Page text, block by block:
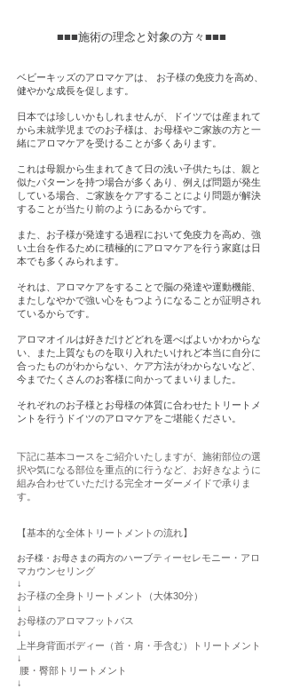
■■■施術の理念と対象の方々■■■
ベビーキッズのアロマケアは、 お子様の免疫力を高め、
健やかな成長を促します。
日本では珍しいかもしれませんが、ドイツでは産まれて
から未就学児までのお子様は、お母様やご家族の方と一
緒にアロマケアを受けることが多くあります。
これは母親から生まれてきて日の浅い子供たちは、親と
似たパターンを持つ場合が多くあり、例えば問題が発生
している場合、ご家族をケアすることにより問題が解決
することが当たり前のようにあるからです。
また、お子様が発達する過程において免疫力を高め、強
い土台を作るために積極的にアロマケアを行う家庭は日
本でも多くみられます。
それは、アロマケアをすることで脳の発達や運動機能、
またしなやかで強い心をもつようになることが証明され
ているからです。
アロマオイルは好きだけどどれを選べばよいかわからな
い、また上質なものを取り入れたいけれど本当に自分に
合ったものがわからない、ケア方法がわからないなど、
今までたくさんのお客様に向かってまいりました。
それぞれのお子様とお母様の体質に合わせたトリートメ
ントを行うドイツのアロマケアをご堪能ください。
下記に基本コースをご紹介いたしますが、施術部位の選
択や気になる部位を重点的に行うなど、お好きなように
組み合わせていただける完全オーダーメイドで承りま
す。
【基本的な全体トリートメントの流れ】
お子様・お母さまの両方のハーブティーセレモニー・アロ
マカウンセリング
↓
お子様の全身トリートメント（大体30分）
↓
お母様のアロマフットバス
↓
上半身背面ボディー（首・肩・手含む）トリートメント
↓
腰・臀部トリートメント
↓